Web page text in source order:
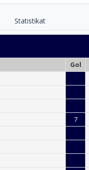
Statistikat
Gol
7